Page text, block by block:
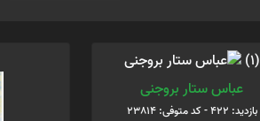
(1)
عباس ستار بروجنی
بازدید: 422 - کد متوفی: 23814